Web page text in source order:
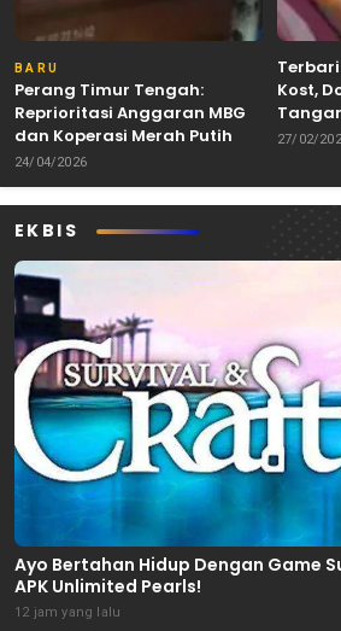
BARU
Perang Timur Tengah:
Reprioritasi Anggaran MBG
dan Koperasi Merah Putih
24/04/2026
Kost,
27/02/
EKBIS
Ayo Bertahan Hidup Dengan Game
APK Unlimited Pearls!
12 jam yang lalu